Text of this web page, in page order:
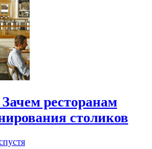
ресторанам
столиков